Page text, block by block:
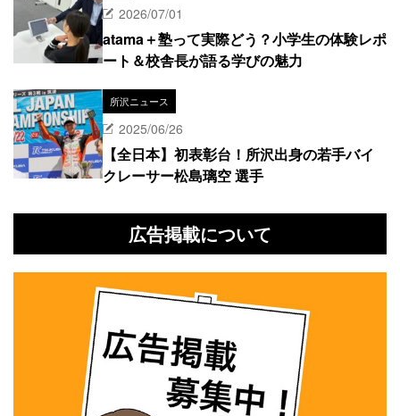
2026/07/01
atama＋塾って実際どう？小学生の体験レポ
ート＆校舎長が語る学びの魅力
所沢ニュース
2025/06/26
【全日本】初表彰台！所沢出身の若手バイ
クレーサー松島璃空 選手
広告掲載について